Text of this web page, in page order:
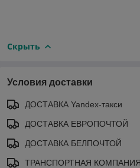
Скрыть
Условия доставки
ДОСТАВКА Yandex-такси
ДОСТАВКА ЕВРОПОЧТОЙ
ДОСТАВКА БЕЛПОЧТОЙ
ТРАНСПОРТНАЯ КОМПАНИЯ